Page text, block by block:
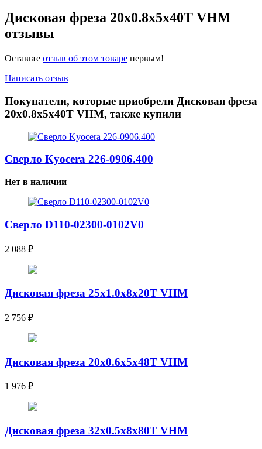
Дисковая фреза 20x0.8x5x40T VHM
отзывы
Оставьте отзыв об этом товаре первым!
Написать отзыв
Покупатели, которые приобрели Дисковая фреза
20x0.8x5x40T VHM, также купили
Сверло Kyocera 226-0906.400
Нет в наличии
Сверло D110-02300-0102V0
2 088 ₽
Дисковая фреза 25x1.0x8x20T VHM
2 756 ₽
Дисковая фреза 20x0.6x5x48T VHM
1 976 ₽
Дисковая фреза 32x0.5x8x80T VHM